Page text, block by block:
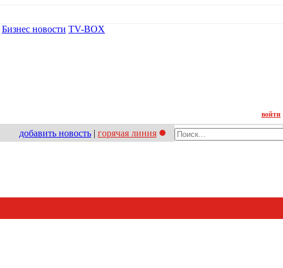
Бизнес новости TV-BOX
войти
добавить новость | горячая линия